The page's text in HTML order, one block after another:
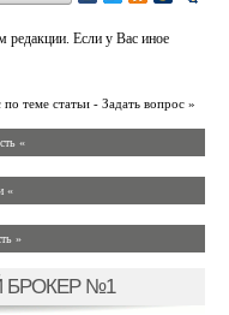
редакции. Если у Вас иное
теме статьи - Задать вопрос »
«
«
»
№1